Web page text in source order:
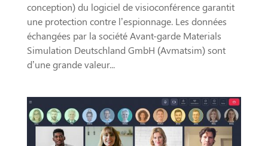
conception) du logiciel de visioconférence garantit
une protection contre l’espionnage. Les données
échangées par la société Avant-garde Materials
Simulation Deutschland GmbH (Avmatsim) sont
d’une grande valeur...